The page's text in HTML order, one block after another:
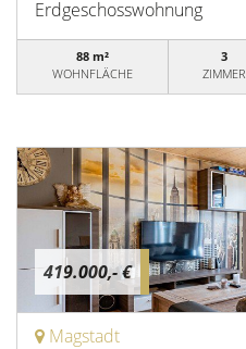
Erdgeschosswohnung
88 m²
WOHNFLÄCHE
3
ZIMMER
419.000,- €
Magstadt